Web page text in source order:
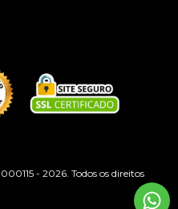
- 2026. Todos os direitos